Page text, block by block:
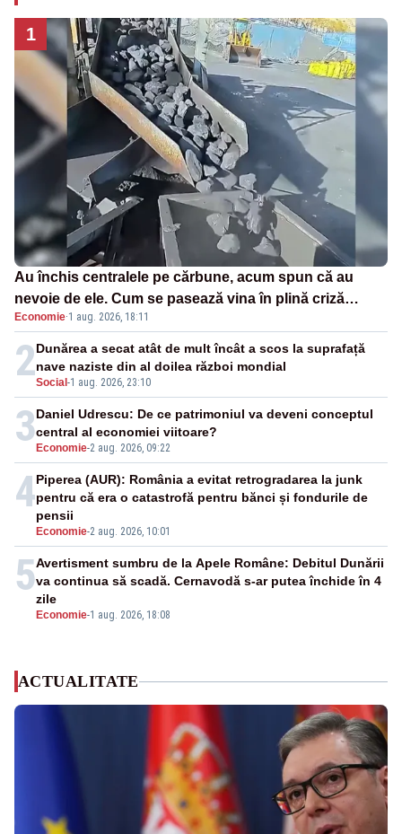
1
Au închis centralele pe cărbune, acum spun că au
nevoie de ele. Cum se pasează vina în plină criză
energetică
Economie·1 aug. 2026, 18:11
2Social -1 aug. 2026, 23:10
Dunărea a secat atât de mult încât a scos la suprafață
nave naziste din al doilea război mondial
3 Economie-2 aug. 2026, 09:22
Daniel Udrescu: De ce patrimoniul va deveni conceptul
central al economiei viitoare?
4
Economie-2 aug. 2026, 10:01
Piperea (AUR): România a evitat retrogradarea la junk
pentru că era o catastrofă pentru bănci și fondurile de
pensii
5
Economie-1 aug. 2026, 18:08
Avertisment sumbru de la Apele Române: Debitul Dunării
va continua să scadă. Cernavodă s-ar putea închide în 4
zile
ACTUALITATE